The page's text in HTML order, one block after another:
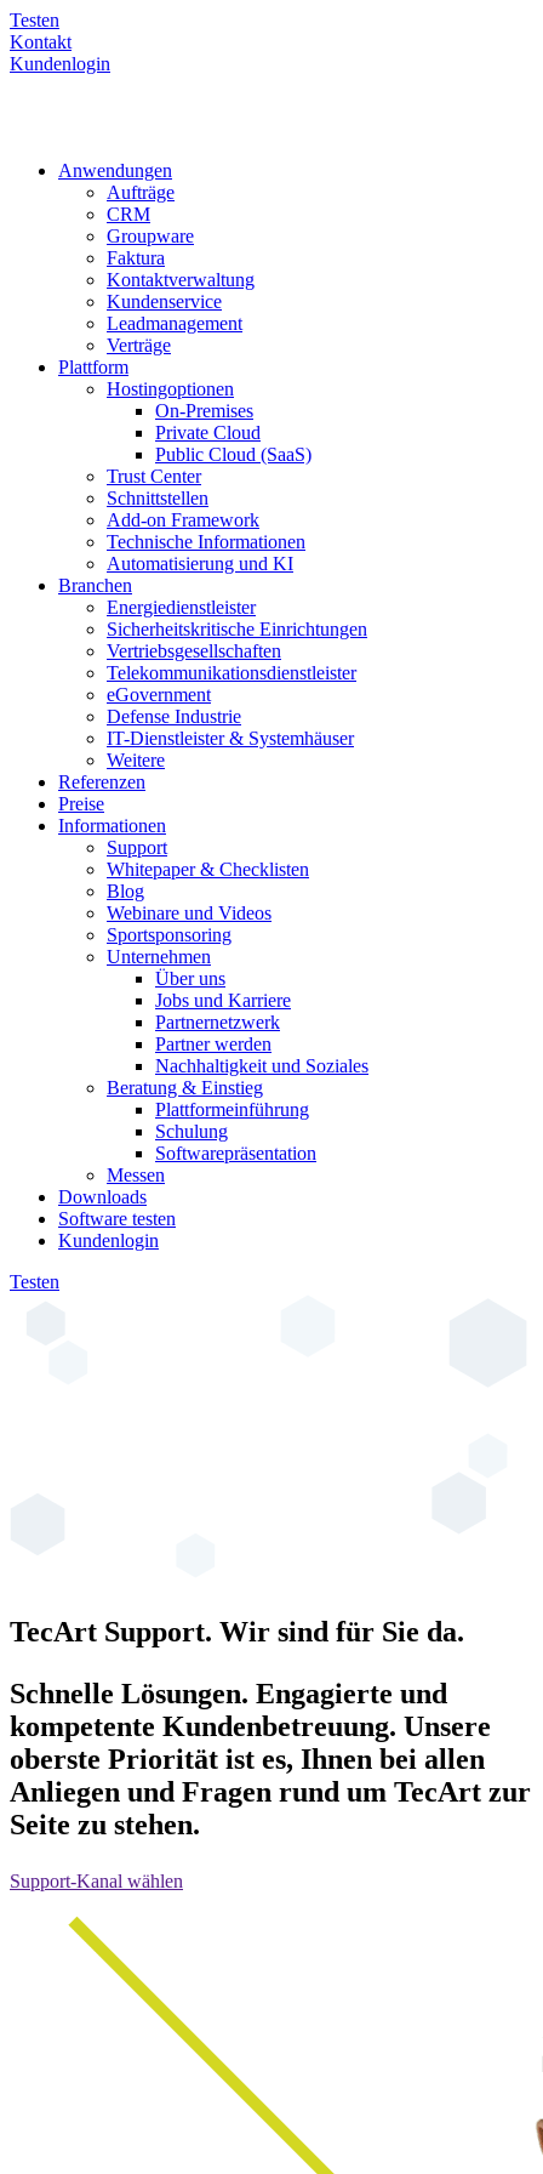
Testen
Kontakt
Kundenlogin
Anwendungen
Aufträge
CRM
Groupware
Faktura
Kontaktverwaltung
Kundenservice
Leadmanagement
Verträge
Plattform
Hostingoptionen
On-Premises
Private Cloud
Public Cloud (SaaS)
Trust Center
Schnittstellen
Add-on Framework
Technische Informationen
Automatisierung und KI
Branchen
Energiedienstleister
Sicherheitskritische Einrichtungen
Vertriebsgesellschaften
Telekommunikationsdienstleister
eGovernment
Defense Industrie
IT-Dienstleister & Systemhäuser
Weitere
Referenzen
Preise
Informationen
Support
Whitepaper & Checklisten
Blog
Webinare und Videos
Sportsponsoring
Unternehmen
Über uns
Jobs und Karriere
Partnernetzwerk
Partner werden
Nachhaltigkeit und Soziales
Beratung & Einstieg
Plattformeinführung
Schulung
Softwarepräsentation
Messen
Downloads
Software testen
Kundenlogin
Testen
TecArt Support. Wir sind für Sie da.
Schnelle Lösungen. Engagierte und
kompetente Kundenbetreuung. Unsere
oberste Priorität ist es, Ihnen bei allen
Anliegen und Fragen rund um TecArt zur
Seite zu stehen.
Support-Kanal wählen